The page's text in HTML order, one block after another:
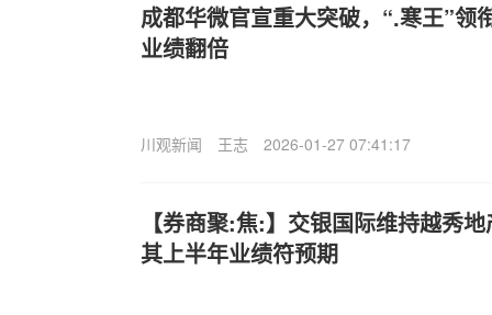
成都华微官宣重大突破，“.寒王”领
业绩翻倍
川观新闻 王志 2026-01-27 07:41:17
【券商聚:焦:】交银国际维持越秀
其上半年业绩符预期